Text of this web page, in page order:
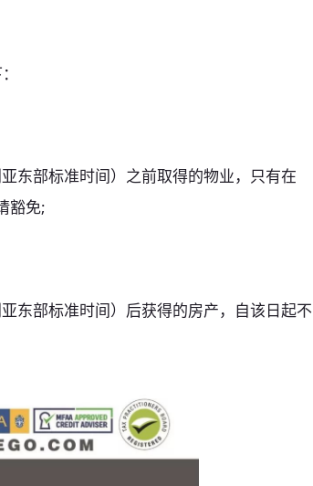
东部标准时间）之前取得的物业，只有在
豁免;
东部标准时间）后获得的房产，自该日起不